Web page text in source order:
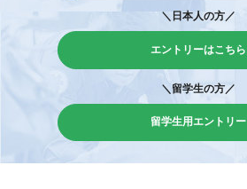
＼日本人の方／
エントリーはこちら
＼留学生の方／
留学生用エントリー